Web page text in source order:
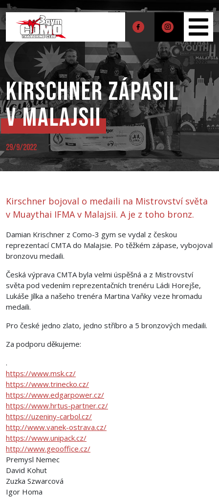
Kirschner zápasil
v Malajsii
29/9/2022
Kirschner bojoval o medaili na Mistrovství světa
v Muaythai IFMA v Malajsii. A je z toho bronz.
Damian Krischner z Como-3 gym se vydal z českou
reprezentací CMTA do Malajsie. Po těžkém zápase, vybojoval
bronzovu medaili.
Česká výprava CMTA byla velmi úspěšná a z Mistrovství
světa pod vedením reprezentačních trenéru Ládi Horejše,
Lukáše Jílka a našeho trenéra Martina Vaňky veze hromadu
medaili.
Pro české jedno zlato, jedno stříbro a 5 bronzových medaili.
Za podporu děkujeme:
.
https://www.msk.cz/
https://www.trinecko.cz/
https://www.edgarpower.cz/
https://www.hrtus-partner.cz/
https://uzeniny-carbol.cz/
http://www.vanek-ostrava.cz/
https://www.unipack.cz/
http://www.geooffice.cz/
Premysl Nemec
David Kohut
Zuzka Szwarcová
Igor Homa